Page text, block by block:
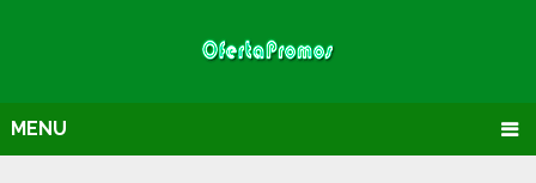
MENU